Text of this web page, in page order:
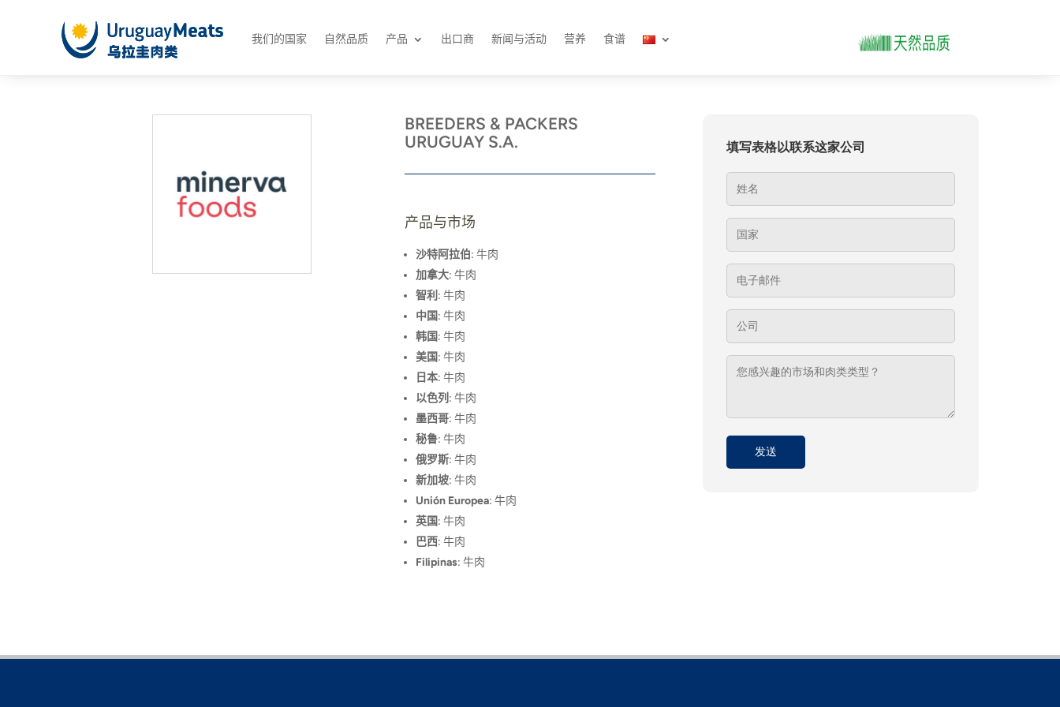
我们的国家 自然品质 产品 出口商 新闻与活动 营养 食谱
BREEDERS & PACKERS
URUGUAY S.A.
产品与市场
沙特阿拉伯: 牛肉
加拿大: 牛肉
智利 : 牛肉
中国: 牛肉
韩国: 牛肉
美国: 牛肉
日本: 牛肉
以色列 : 牛肉
墨西哥: 牛肉
秘鲁: 牛肉
俄罗斯: 牛肉
新加坡: 牛肉
Unión Europea: 牛肉
英国: 牛肉
巴西: 牛肉
Filipinas: 牛肉
填写表格以联系这家公司